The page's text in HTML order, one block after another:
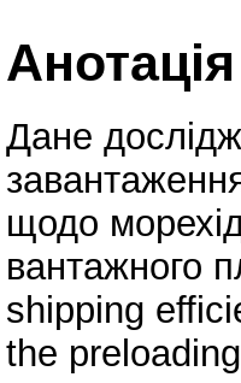
Анотація
Дане
щодо
вантажного
shipping
the